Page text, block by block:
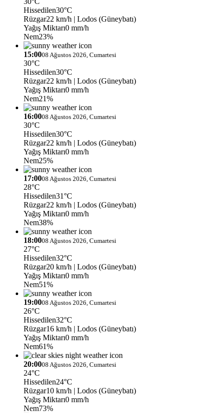
Hissedilen30°C
Rüzgar22 km/h | Lodos (Güneybatı)
Yağış Miktarı0 mm/h
Nem23%
15:0008 Ağustos 2026, Cumartesi
30°C
Hissedilen30°C
Rüzgar22 km/h | Lodos (Güneybatı)
Yağış Miktarı0 mm/h
Nem21%
16:0008 Ağustos 2026, Cumartesi
30°C
Hissedilen30°C
Rüzgar22 km/h | Lodos (Güneybatı)
Yağış Miktarı0 mm/h
Nem25%
17:0008 Ağustos 2026, Cumartesi
28°C
Hissedilen31°C
Rüzgar22 km/h | Lodos (Güneybatı)
Yağış Miktarı0 mm/h
Nem38%
18:0008 Ağustos 2026, Cumartesi
27°C
Hissedilen32°C
Rüzgar20 km/h | Lodos (Güneybatı)
Yağış Miktarı0 mm/h
Nem51%
19:0008 Ağustos 2026, Cumartesi
26°C
Hissedilen32°C
Rüzgar16 km/h | Lodos (Güneybatı)
Yağış Miktarı0 mm/h
Nem61%
20:0008 Ağustos 2026, Cumartesi
24°C
Hissedilen24°C
Rüzgar10 km/h | Lodos (Güneybatı)
Yağış Miktarı0 mm/h
Nem73%